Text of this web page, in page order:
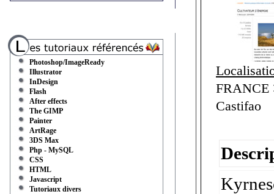
Photoshop/ImageReady
Illustrator
InDesign
Flash
After effects
The GIMP
Painter
ArtRage
3DS Max
Php - MySQL
CSS
HTML
Javascript
Tutoriaux divers
FRANCE
Castifao